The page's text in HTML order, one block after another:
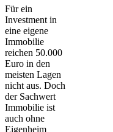
Für ein
Investment in
eine eigene
Immobilie
reichen 50.000
Euro in den
meisten Lagen
nicht aus. Doch
der Sachwert
Immobilie ist
auch ohne
Eigenheim